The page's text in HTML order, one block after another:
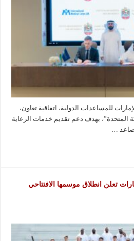
للمساعدات الدولية، اتفاقية تعاون،
المتحدة”، بهدف دعم تقديم خدمات الرعاية
…
تعلن انطلاق موسمها الافتتاحي